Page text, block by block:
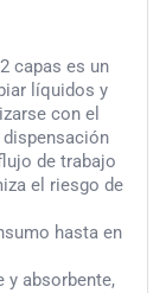
capas es un
líquidos y
con el
de trabajo
el riesgo de
hasta en
y absorbente,